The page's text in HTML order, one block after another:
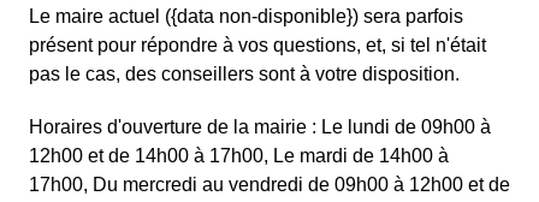
Le maire actuel ({data non-disponible}) sera parfois
présent pour répondre à vos questions, et, si tel n'était
pas le cas, des conseillers sont à votre disposition.
Horaires d'ouverture de la mairie : Le lundi de 09h00 à
12h00 et de 14h00 à 17h00, Le mardi de 14h00 à
17h00, Du mercredi au vendredi de 09h00 à 12h00 et de